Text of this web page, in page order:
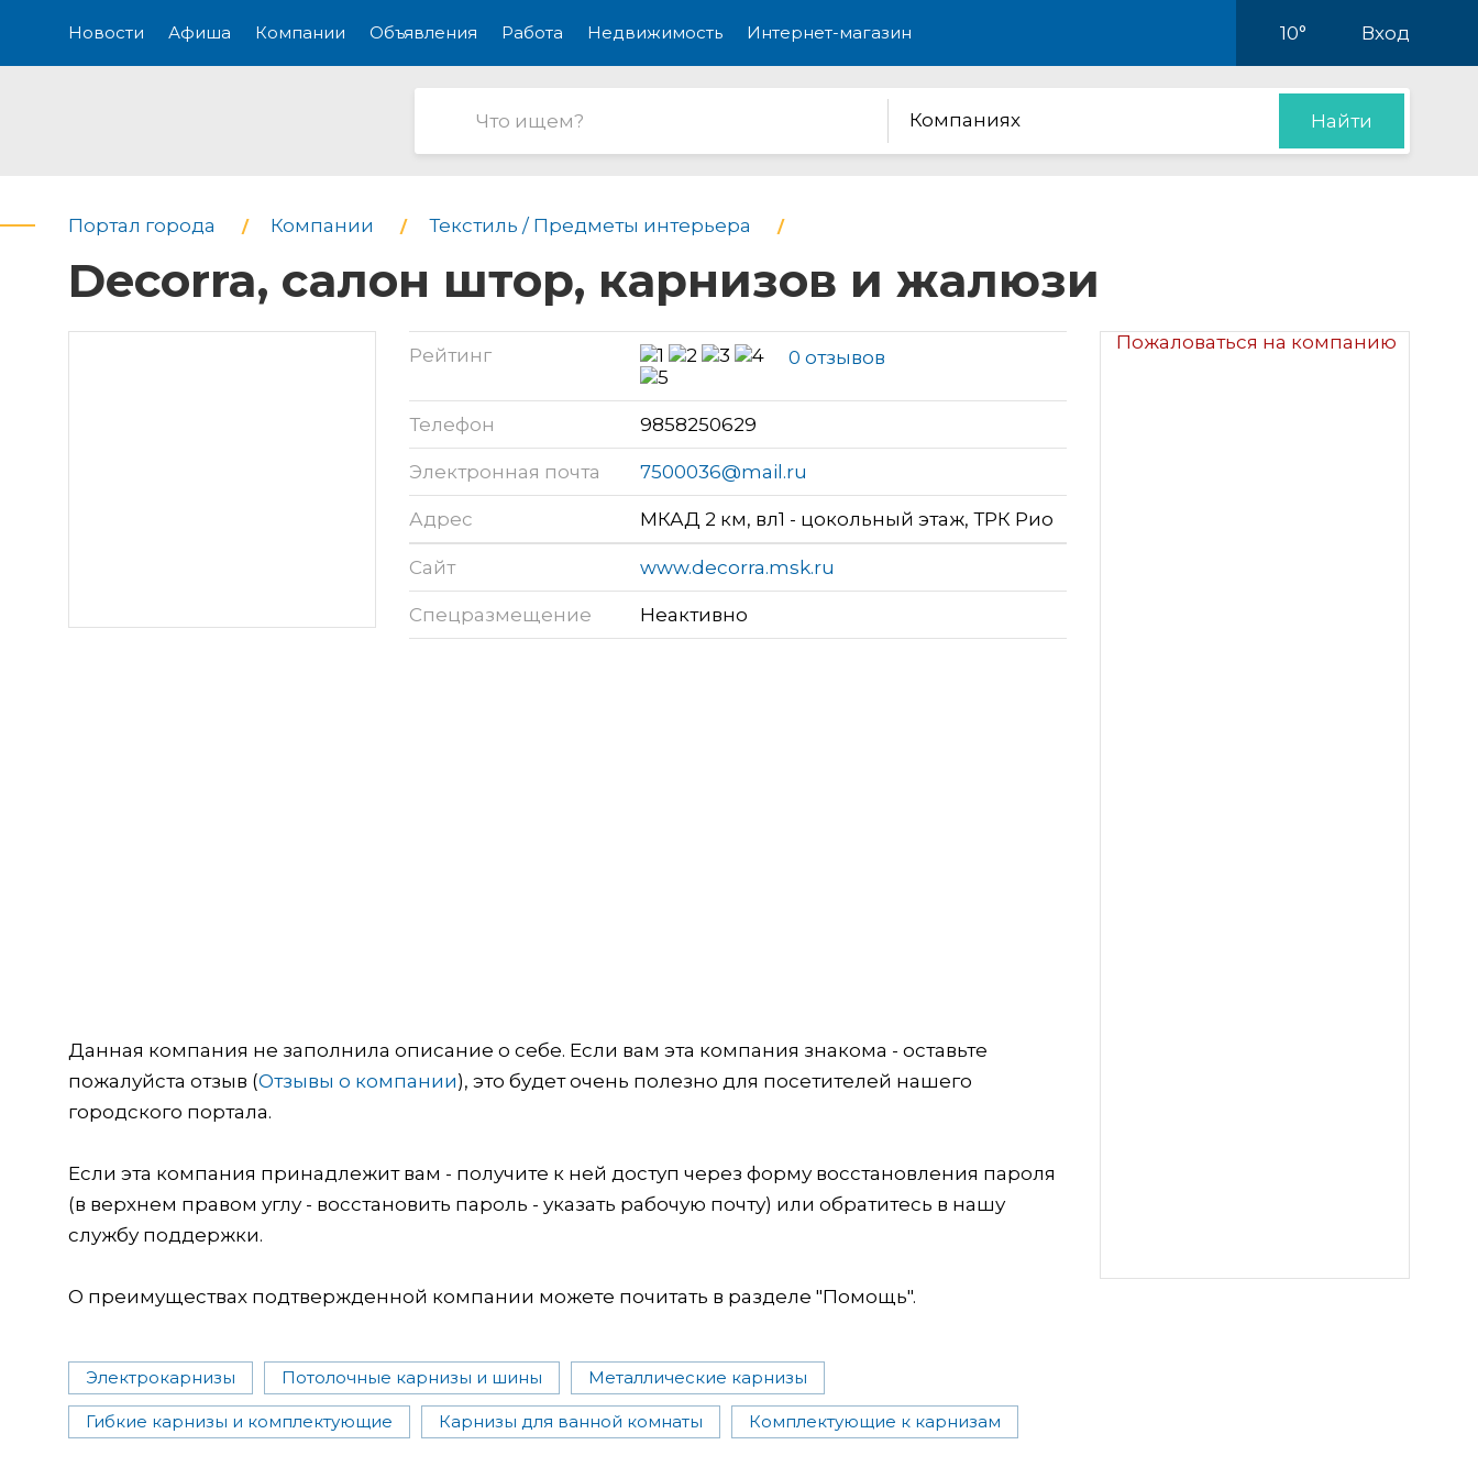
Новости Афиша Компании Объявления Работа Недвижимость Интернет-магазин 10° Вход
Компаниях Найти
Портал города Компании Текстиль / Предметы интерьера
Decorra, салон штор, карнизов и жалюзи
Пожаловаться на компанию
Рейтинг 0 отзывов
Телефон 9858250629
Электронная почта 7500036@mail.ru
Адрес МКАД 2 км, вл1 - цокольный этаж, ТРК Рио
Сайт www.decorra.msk.ru
Спецразмещение Неактивно
Данная компания не заполнила описание о себе. Если вам эта компания знакома - оставьте
пожалуйста отзыв (Отзывы о компании), это будет очень полезно для посетителей нашего
городского портала.
Если эта компания принадлежит вам - получите к ней доступ через форму восстановления пароля
(в верхнем правом углу - восстановить пароль - указать рабочую почту) или обратитесь в нашу
службу поддержки.
О преимуществах подтвержденной компании можете почитать в разделе "Помощь".
Электрокарнизы Потолочные карнизы и шины Металлические карнизы
Гибкие карнизы и комплектующие Карнизы для ванной комнаты Комплектующие к карнизам